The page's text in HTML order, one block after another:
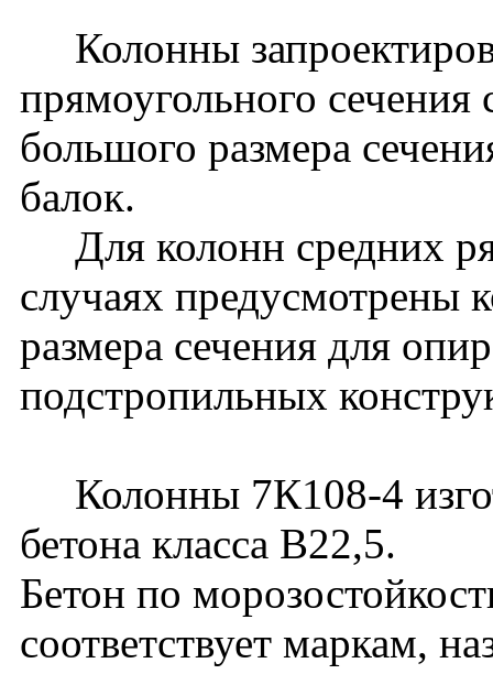
Колонны
прямоугольного сечения
большого размера
балок.
Для колонн средних
случаях предусмотрены
размера сечения для
подстропильных
Колонны 7К108-4
бетона класса В22,5.
Бетон по
соответствует маркам,